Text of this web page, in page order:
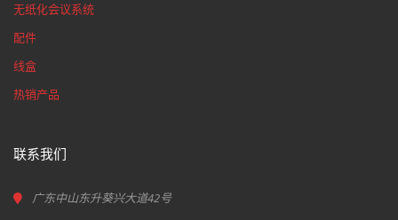
无纸化会议系统
配件
线盒
热销产品
联系我们
广东中山东升葵兴大道42号